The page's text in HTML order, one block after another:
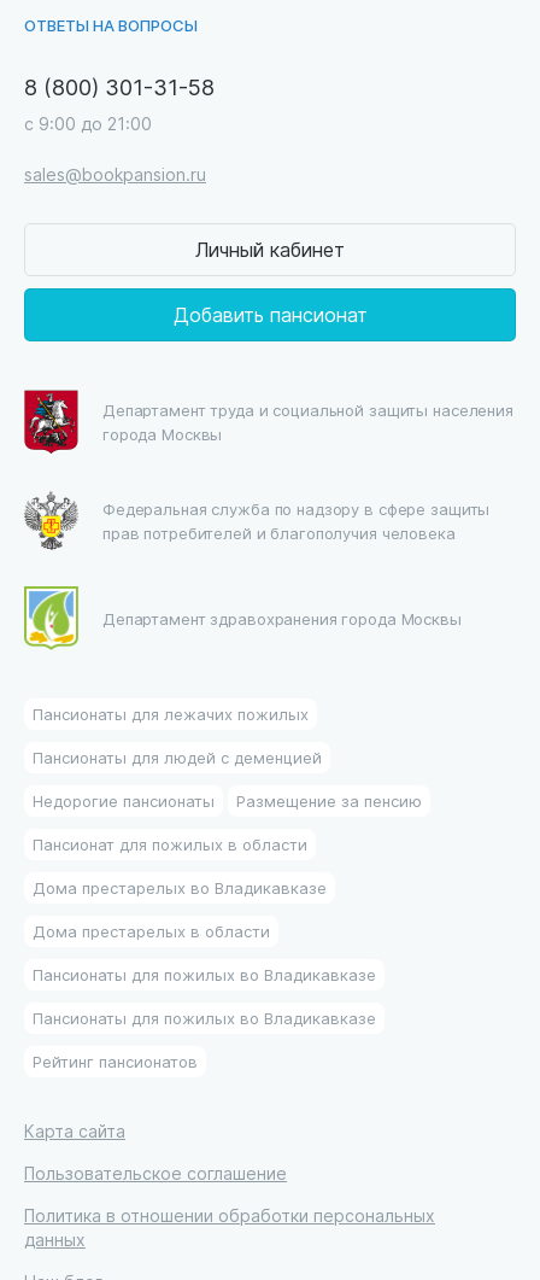
ОТВЕТЫ НА ВОПРОСЫ
8 (800) 301-31-58
с 9:00 до 21:00
sales@bookpansion.ru
Личный кабинет
Добавить пансионат
Департамент труда и социальной защиты населения
города Москвы
Федеральная служба по надзору в сфере защиты
прав потребителей и благополучия человека
Департамент здравохранения города Москвы
Пансионаты для лежачих пожилых
Пансионаты для людей с деменцией
Недорогие пансионаты Размещение за пенсию
Пансионат для пожилых в области
Дома престарелых во Владикавказе
Дома престарелых в области
Пансионаты для пожилых во Владикавказе
Пансионаты для пожилых во Владикавказе
Рейтинг пансионатов
Карта сайта
Пользовательское соглашение
Политика в отношении обработки персональных
данных